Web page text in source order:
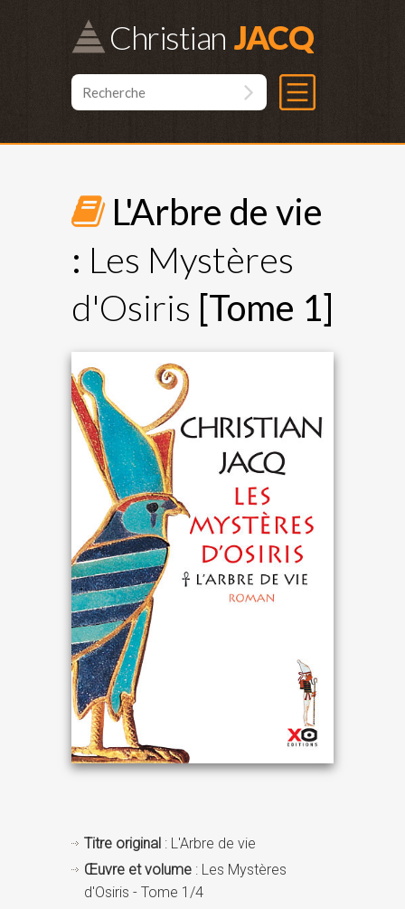
Christian
L'Arbre de vie
: Les Mystères
d'Osiris [Tome 1]
Titre original : L'Arbre de vie
Œuvre et volume : Les Mystères
d'Osiris - Tome 1/4